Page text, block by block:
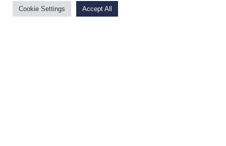
Mobile:
+39 3316234047
Email:
info@buyandgorealestate.com
Cookie Settings Accept All